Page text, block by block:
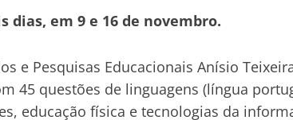
dias, em 9 e 16 de novembro.
e Pesquisas Educacionais Anísio
45 questões de linguagens (língua
educação física e tecnologias da